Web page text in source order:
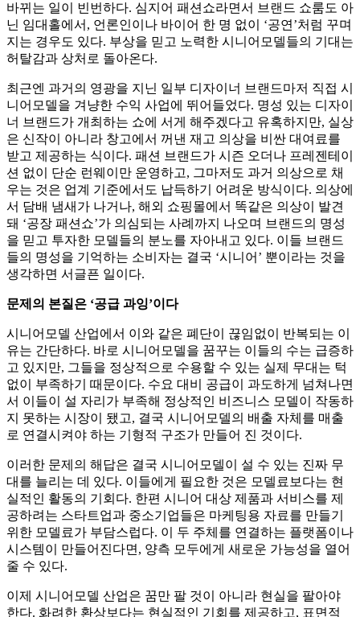
바뀌는 일이 빈번하다. 심지어 패션쇼라면서 브랜드 쇼룸도 아
닌 임대홀에서, 언론인이나 바이어 한 명 없이 ‘공연’처럼 꾸며
지는 경우도 있다. 부상을 믿고 노력한 시니어모델들의 기대는
허탈감과 상처로 돌아온다.
최근엔 과거의 영광을 지닌 일부 디자이너 브랜드마저 직접 시
니어모델을 겨냥한 수익 사업에 뛰어들었다. 명성 있는 디자이
너 브랜드가 개최하는 쇼에 서게 해주겠다고 유혹하지만, 실상
은 신작이 아니라 창고에서 꺼낸 재고 의상을 비싼 대여료를
받고 제공하는 식이다. 패션 브랜드가 시즌 오더나 프레젠테이
션 없이 단순 런웨이만 운영하고, 그마저도 과거 의상으로 채
우는 것은 업계 기준에서도 납득하기 어려운 방식이다. 의상에
서 담배 냄새가 나거나, 해외 쇼핑몰에서 똑같은 의상이 발견
돼 ‘공장 패션쇼’가 의심되는 사례까지 나오며 브랜드의 명성
을 믿고 투자한 모델들의 분노를 자아내고 있다. 이들 브랜드
들의 명성을 기억하는 소비자는 결국 ‘시니어’ 뿐이라는 것을
생각하면 서글픈 일이다.
문제의 본질은 ‘공급 과잉’이다
시니어모델 산업에서 이와 같은 폐단이 끊임없이 반복되는 이
유는 간단하다. 바로 시니어모델을 꿈꾸는 이들의 수는 급증하
고 있지만, 그들을 정상적으로 수용할 수 있는 실제 무대는 턱
없이 부족하기 때문이다. 수요 대비 공급이 과도하게 넘쳐나면
서 이들이 설 자리가 부족해 정상적인 비즈니스 모델이 작동하
지 못하는 시장이 됐고, 결국 시니어모델의 배출 자체를 매출
로 연결시켜야 하는 기형적 구조가 만들어 진 것이다.
이러한 문제의 해답은 결국 시니어모델이 설 수 있는 진짜 무
대를 늘리는 데 있다. 이들에게 필요한 것은 모델료보다는 현
실적인 활동의 기회다. 한편 시니어 대상 제품과 서비스를 제
공하려는 스타트업과 중소기업들은 마케팅용 자료를 만들기
위한 모델료가 부담스럽다. 이 두 주체를 연결하는 플랫폼이나
시스템이 만들어진다면, 양측 모두에게 새로운 가능성을 열어
줄 수 있다.
이제 시니어모델 산업은 꿈만 팔 것이 아니라 현실을 팔아야
한다. 화려한 환상보다는 현실적인 기회를 제공하고, 표면적